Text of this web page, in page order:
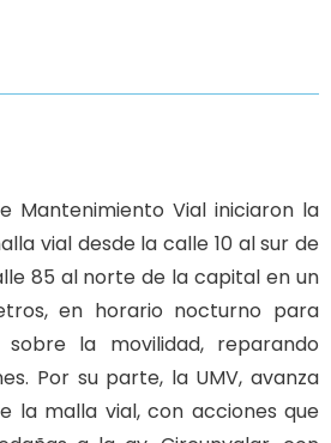
Mantenimiento Vial iniciaron la
vial desde la calle 10 al sur de
85 al norte de la capital en un
en horario nocturno para
la movilidad, reparando
Por su parte, la UMV, avanza
la malla vial, con acciones que